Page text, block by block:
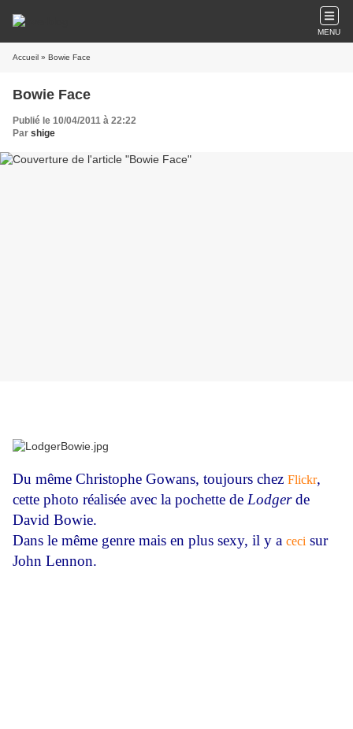
MENU
Accueil » Bowie Face
Bowie Face
Publié le 10/04/2011 à 22:22
Par shige
Du même Christophe Gowans, toujours chez Flickr,
cette photo réalisée avec la pochette de Lodgerde
David Bowie.
Dans le même genre mais en plus sexy, il y a ceci sur
John Lennon.